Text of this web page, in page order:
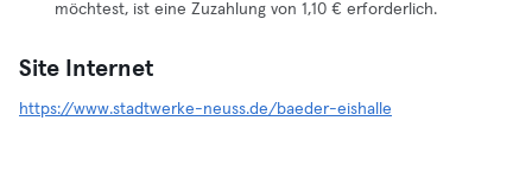
möchtest, ist eine Zuzahlung von 1,10 € erforderlich.
Site Internet
https://www.stadtwerke-neuss.de/baeder-eishalle